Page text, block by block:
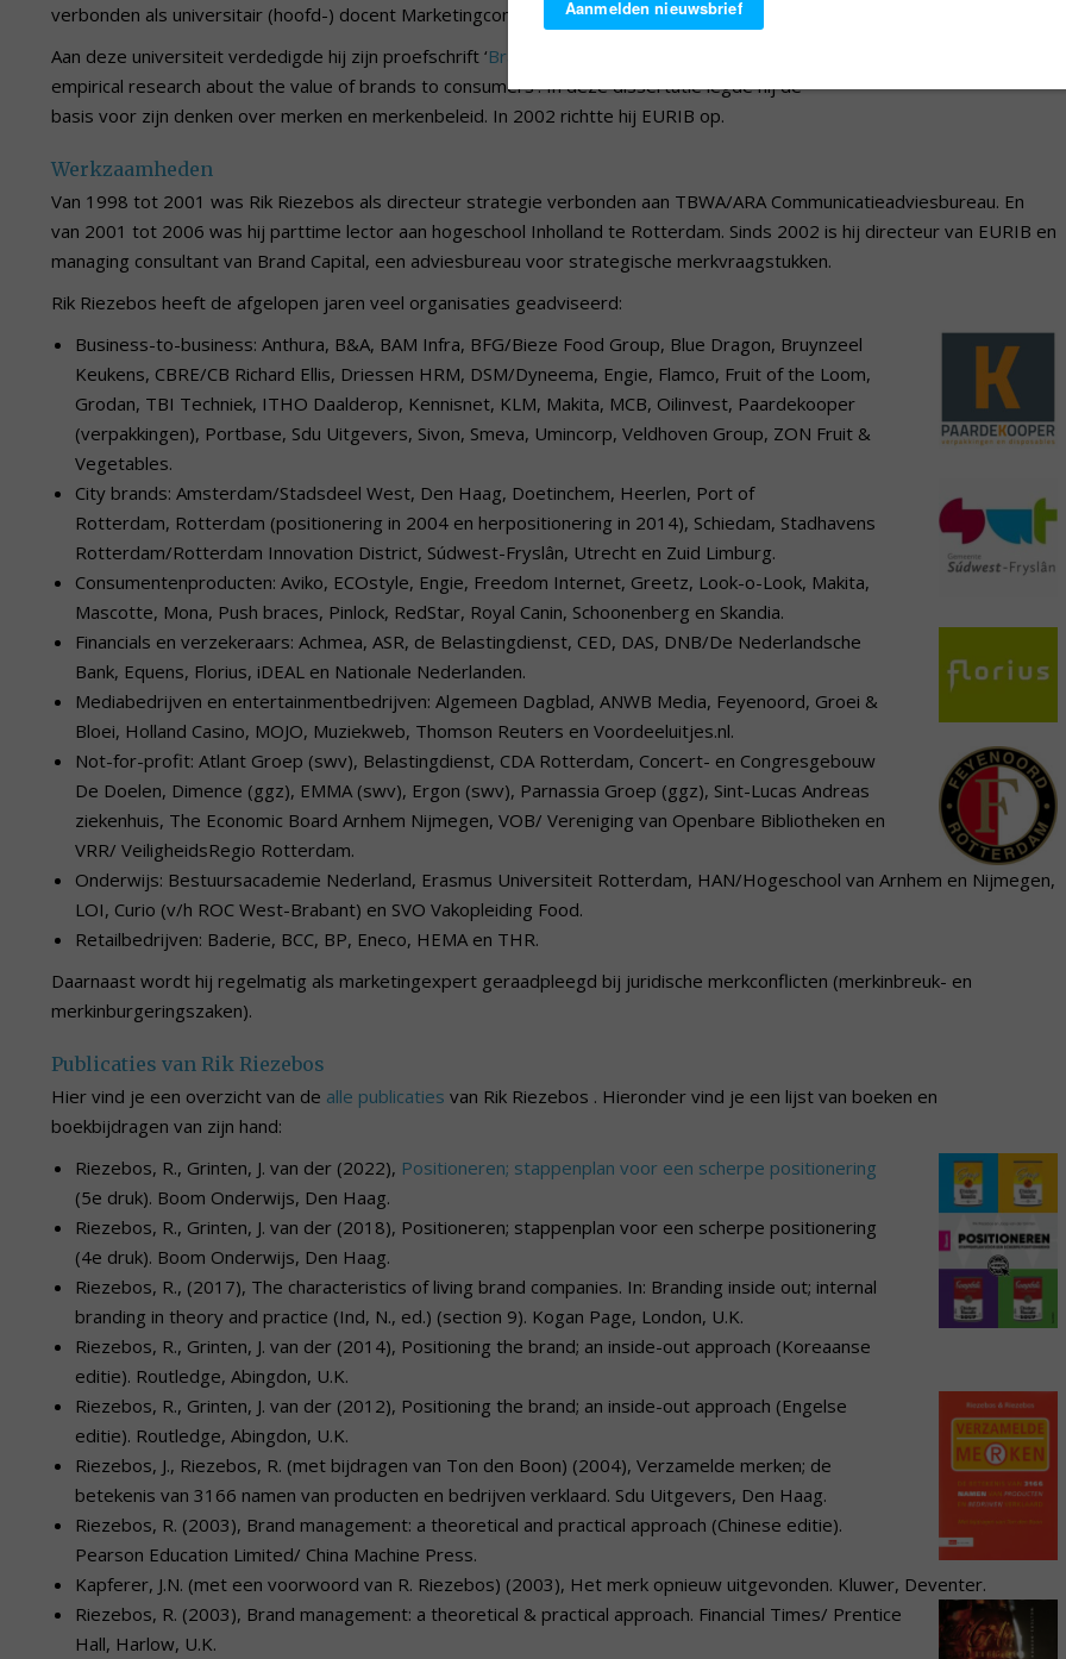
verbonden als universitair (hoofd-) docent Marketingcommunicatie en Merkenbeleid (1991-2001).
Aan deze universiteit verdedigde hij zijn proefschrift ‘Brand- added value
empirical research about the value of brands to consumers’. In deze dissertatie legde hij de
basis voor zijn denken over merken en merkenbeleid. In 2002 richtte hij EURIB op.
Werkzaamheden
Van 1998 tot 2001 was Rik Riezebos als directeur strategie verbonden aan TBWA/ARA Communicatieadviesbureau. En
van 2001 tot 2006 was hij parttime lector aan hogeschool Inholland te Rotterdam. Sinds 2002 is hij directeur van EURIB en
managing consultant van Brand Capital, een adviesbureau voor strategische merkvraagstukken.
Rik Riezebos heeft de afgelopen jaren veel organisaties geadviseerd:
Business-to-business: Anthura, B&A, BAM Infra, BFG/Bieze Food Group, Blue Dragon, Bruynzeel
Keukens, CBRE/CB Richard Ellis, Driessen HRM, DSM/Dyneema, Engie, Flamco, Fruit of the Loom,
Grodan, TBI Techniek, ITHO Daalderop, Kennisnet, KLM, Makita, MCB, Oilinvest, Paardekooper
(verpakkingen), Portbase, Sdu Uitgevers, Sivon, Smeva, Umincorp, Veldhoven Group, ZON Fruit &
Vegetables.
City brands: Amsterdam/Stadsdeel West, Den Haag, Doetinchem, Heerlen, Port of
Rotterdam, Rotterdam (positionering in 2004 en herpositionering in 2014), Schiedam, Stadhavens
Rotterdam/Rotterdam Innovation District, Súdwest-Fryslân, Utrecht en Zuid Limburg.
Consumentenproducten: Aviko, ECOstyle, Engie, Freedom Internet, Greetz, Look-o-Look, Makita,
Mascotte, Mona, Push braces, Pinlock, RedStar, Royal Canin, Schoonenberg en Skandia.
Financials en verzekeraars: Achmea, ASR, de Belastingdienst, CED, DAS, DNB/De Nederlandsche
Bank, Equens, Florius, iDEAL en Nationale Nederlanden.
Mediabedrijven en entertainmentbedrijven: Algemeen Dagblad, ANWB Media, Feyenoord, Groei &
Bloei, Holland Casino, MOJO, Muziekweb, Thomson Reuters en Voordeeluitjes.nl.
Not-for-profit: Atlant Groep (swv), Belastingdienst, CDA Rotterdam, Concert- en Congresgebouw
De Doelen, Dimence (ggz), EMMA (swv), Ergon (swv), Parnassia Groep (ggz), Sint-Lucas Andreas
ziekenhuis, The Economic Board Arnhem Nijmegen, VOB/ Vereniging van Openbare Bibliotheken en
VRR/ VeiligheidsRegio Rotterdam.
Onderwijs: Bestuursacademie Nederland, Erasmus Universiteit Rotterdam, HAN/Hogeschool van Arnhem en Nijmegen,
LOI, Curio (v/h ROC West-Brabant) en SVO Vakopleiding Food.
Retailbedrijven: Baderie, BCC, BP, Eneco, HEMA en THR.
Daarnaast wordt hij regelmatig als marketingexpert geraadpleegd bij juridische merkconflicten (merkinbreuk- en
merkinburgeringszaken).
Publicaties van Rik Riezebos
Hier vind je een overzicht van de alle publicaties van Rik Riezebos . Hieronder vind je een lijst van boeken en
boekbijdragen van zijn hand:
Riezebos, R., Grinten, J. van der (2022), Positioneren; stappenplan voor een scherpe positionering
(5e druk). Boom Onderwijs, Den Haag.
Riezebos, R., Grinten, J. van der (2018), Positioneren; stappenplan voor een scherpe positionering
(4e druk). Boom Onderwijs, Den Haag.
Riezebos, R., (2017), The characteristics of living brand companies. In: Branding inside out; internal
branding in theory and practice (Ind, N., ed.) (section 9). Kogan Page, London, U.K.
Riezebos, R., Grinten, J. van der (2014), Positioning the brand; an inside-out approach (Koreaanse
editie). Routledge, Abingdon, U.K.
Riezebos, R., Grinten, J. van der (2012), Positioning the brand; an inside-out approach (Engelse
editie). Routledge, Abingdon, U.K.
Riezebos, J., Riezebos, R. (met bijdragen van Ton den Boon) (2004), Verzamelde merken; de
betekenis van 3166 namen van producten en bedrijven verklaard. Sdu Uitgevers, Den Haag.
Riezebos, R. (2003), Brand management: a theoretical and practical approach (Chinese editie).
Pearson Education Limited/ China Machine Press.
Kapferer, J.N. (met een voorwoord van R. Riezebos) (2003), Het merk opnieuw uitgevonden. Kluwer, Deventer.
Riezebos, R. (2003), Brand management: a theoretical & practical approach. Financial Times/ Prentice
Hall, Harlow, U.K.